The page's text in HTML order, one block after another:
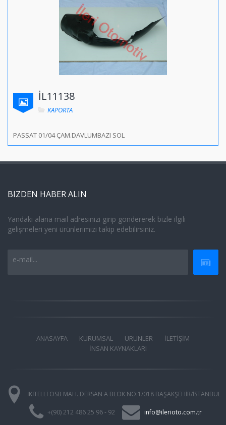
İL11138
KAPORTA
PASSAT 01/04 ÇAM.DAVLUMBAZI SOL
BIZDEN HABER ALIN
Yandaki alana mail adresinizi girip göndererek bizle ilgili
gelişmeleri yeni ürünlerimizi takip edebilirsiniz.
e-mail...
ANASAYFA KURUMSAL ÜRÜNLER
İLETİŞİM
İNSAN KAYNAKLARI
İKİTELLİ OSB MAH. DERSAN A BLOK NO:1/018 BAŞAKŞEHİR/İSTANBUL
+(90) 212 486 25 96 - 92 info@ilerioto.com.tr